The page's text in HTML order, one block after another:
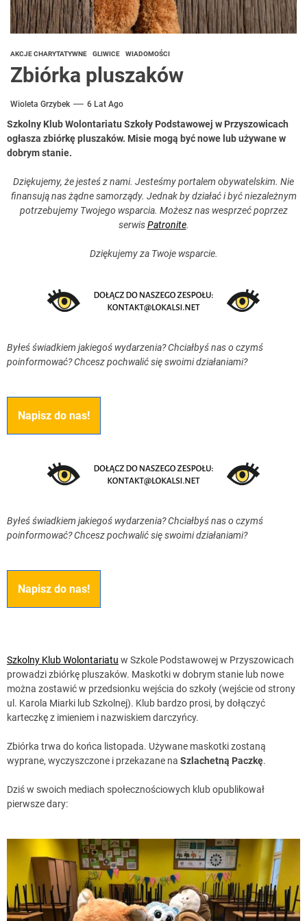
AKCJE CHARYTATYWNE GLIWICE WIADOMOŚCI
Zbiórka pluszaków
Wioleta Grzybek 6 Lat Ago
Szkolny Klub Wolontariatu Szkoły Podstawowej w Przyszowicach
ogłasza zbiórkę pluszaków. Misie mogą być nowe lub używane w
dobrym stanie.
Dziękujemy, że jesteś z nami. Jesteśmy portalem obywatelskim. Nie
finansują nas żądne samorządy. Jednak by działać i być niezależnym
potrzebujemy Twojego wsparcia. Możesz nas wesprzeć poprzez
serwisPatronite.
Dziękujemy za Twoje wsparcie.
Byłeś świadkiem jakiegoś wydarzenia? Chciałbyś nas o czymś
poinformować? Chcesz pochwalić się swoimi działaniami?
Napisz do nas!
Byłeś świadkiem jakiegoś wydarzenia? Chciałbyś nas o czymś
poinformować? Chcesz pochwalić się swoimi działaniami?
Napisz do nas!
Szkolny Klub Wolontariatu w Szkole Podstawowej w Przyszowicach
prowadzi zbiórkę pluszaków. Maskotki w dobrym stanie lub nowe
można zostawić w przedsionku wejścia do szkoły (wejście od strony
ul. Karola Miarki lub Szkolnej). Klub bardzo prosi, by dołączyć
karteczkę z imieniem i nazwiskiem darczyńcy.
Zbiórka trwa do końca listopada. Używane maskotki zostaną
wyprane, wyczyszczone i przekazane na Szlachetną Paczkę.
Dziś w swoich mediach społecznościowych klub opublikował
pierwsze dary: